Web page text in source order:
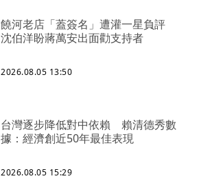
饒河老店「蓋簽名」遭灌一星負評
沈伯洋盼蔣萬安出面勸支持者
2026.08.05 13:50
台灣逐步降低對中依賴 賴清德秀數
據：經濟創近50年最佳表現
2026.08.05 15:29